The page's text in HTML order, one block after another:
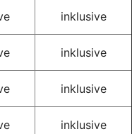
inklusive
inklusive
inklusive
inklusive